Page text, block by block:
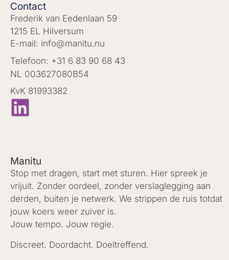
Manitu
Stop met dragen, start met sturen. Hier spreek je
vrijuit. Zonder oordeel, zonder verslaglegging aan
derden, buiten je netwerk. We strippen de ruis totdat
jouw koers weer zuiver is.
Jouw tempo. Jouw regie.
Discreet. Doordacht. Doeltreffend.
Contact
Frederik van Eedenlaan 59
1215 EL Hilversum
E-mail: info@manitu.nu
Telefoon: +31 6 83 90 68 43
NL 003627080B54
KvK 81993382